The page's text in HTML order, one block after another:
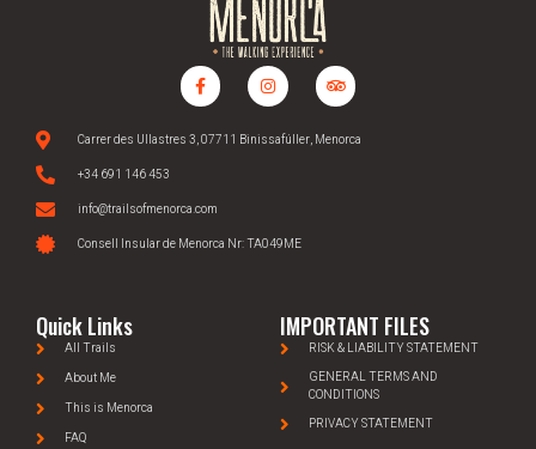
Carrer des Ullastres 3, 07711 Binissafúller, Menorca
+34 691 146 453
info@trailsofmenorca.com
Consell Insular de Menorca Nr: TA049ME
Quick Links
All Trails
About Me
This is Menorca
FAQ
IMPORTANT FILES
RISK & LIABILITY STATEMENT
GENERAL TERMS AND
CONDITIONS
PRIVACY STATEMENT